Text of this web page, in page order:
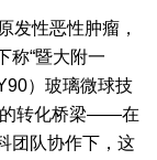
发性恶性肿瘤，
称“暨大附一
）玻璃微球技
的转化桥梁——在
团队协作下，这